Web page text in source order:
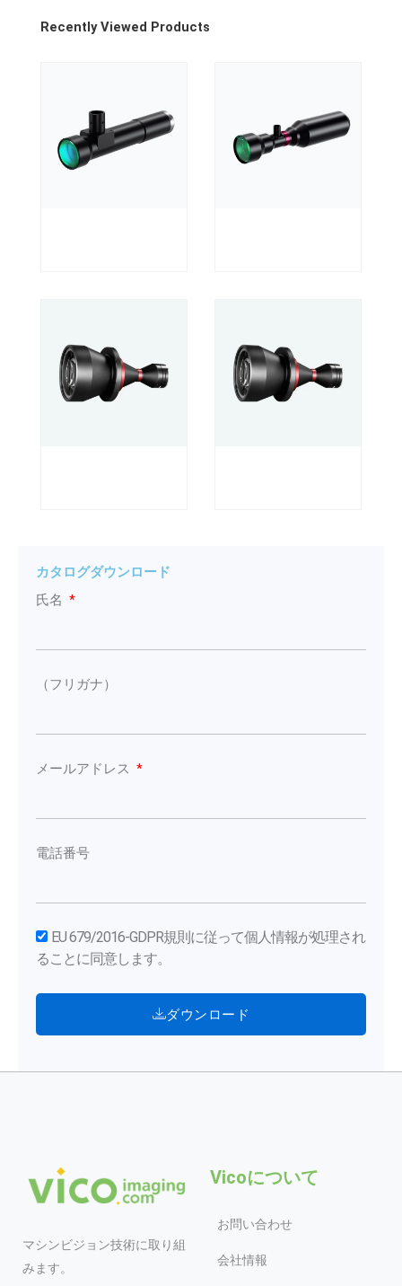
Recently Viewed Products
カタログダウンロード
氏名
（フリガナ）
メールアドレス
電話番号
EU 679/2016-GDPR規則に従って個人情報が処理され
ることに同意します。
ダウンロード
マシンビジョン技術に取り組
みます。
Vicoについて
お問い合わせ
会社情報